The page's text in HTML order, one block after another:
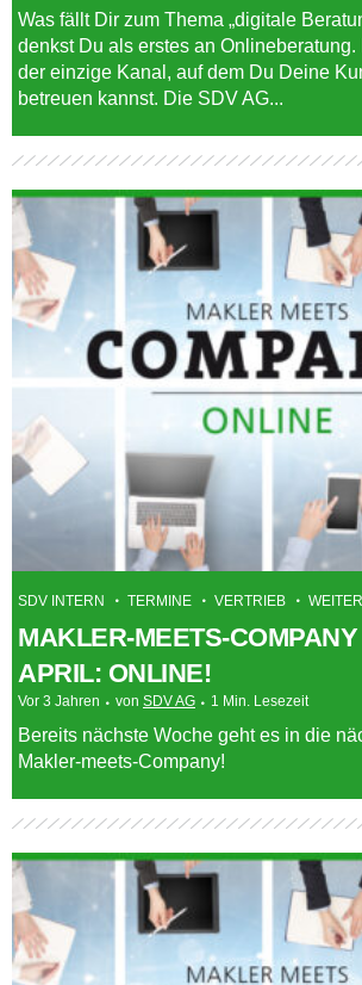
Was fällt Dir zum Thema „digitale
denkst Du als erstes an
der einzige Kanal, auf dem Du Deine
betreuen kannst. Die SDV AG...
SDV INTERN TERMINE VERTRIEB
MAKLER-MEETS-COMPANY
APRIL: ONLINE!
Vor 3 Jahren von SDV AG 1 Min. Lesezeit
Bereits nächste Woche geht es in die
Makler-meets-Company!